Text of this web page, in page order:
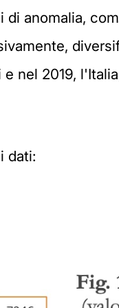
anomalia,
nel 2019,
dati: